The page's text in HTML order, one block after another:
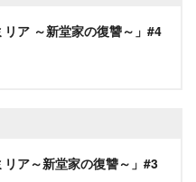
ア ～新堂家の復讐～」#4
ア～新堂家の復讐～」#3